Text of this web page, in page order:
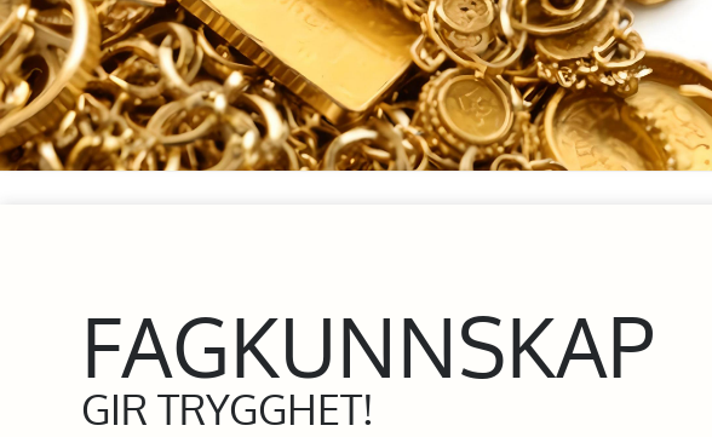
FAGKUNNSKAP
GIR TRYGGHET!